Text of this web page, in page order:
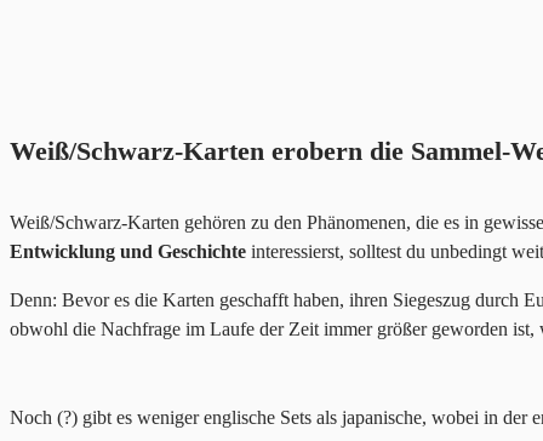
Weiß/Schwarz-Karten erobern die Sammel-
Weiß/Schwarz-Karten gehören zu den Phänomenen, die es in
Entwicklung und Geschichte interessierst, solltest du unbedingt
Denn: Bevor es die Karten geschafft haben, ihren Siegeszug durch
obwohl die Nachfrage im Laufe der Zeit immer größer geworden
Noch (?) gibt es weniger englische Sets als japanische, wobei in der